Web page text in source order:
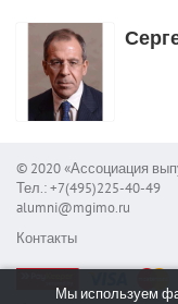
© 2020 «Ассоциация
Тел.: +7(495)225-40-49
alumni@mgimo.ru
Контакты
Мы используем